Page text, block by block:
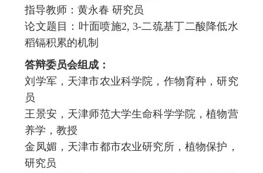
指导教师：黄永春 研究员
论文题目：叶面喷施2, 3-二巯基丁二酸降低水
稻镉积累的机制
答辩委员会组成：
刘学军，天津市农业科学院，作物育种，研究
员
王景安，天津师范大学生命科学学院，植物营
养学，教授
金凤媚，天津市都市农业研究所，植物保护，
研究员